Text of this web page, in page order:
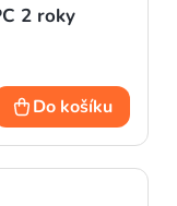
2 roky
Do košíku